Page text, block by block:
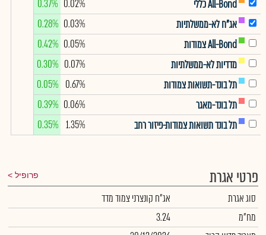
All-Bond כללי
0.02%
0.37%
אג"ח לא-ממשלתיות
0.03%
0.28%
All-Bond צמודות
0.05%
0.42%
מדדיות לא-ממשלתיות
0.07%
0.30%
תל בונד-תשואות צמודות
0.67%
0.05%
תל בונד-מאגר
0.06%
0.39%
תל בונד תשואות צמודות-פיזור רחב
1.35%
0.35%
פרטי אגרת פרופיל
סוג אגרת
אג"ח קונצרני צמוד מדד
מח"מ
3.24